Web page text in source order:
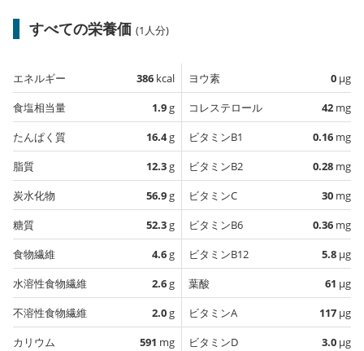
すべての栄養価 (1人分)
エネルギー 386 kcal
食塩相当量
1.9g
たんぱく質
16.4g
脂質
12.3g
炭水化物
56.9g
糖質
52.3g
食物繊維
4.6g
水溶性食物繊維
2.6g
不溶性食物繊維
2.0g
カリウム
591 mg
ヨウ素 0 µg
コレステロール
42 mg
ビタミンB1
0.16 mg
ビタミンB2
0.28 mg
ビタミンC
30 mg
ビタミンB6
0.36 mg
ビタミンB12
5.8 µg
葉酸
61 µg
ビタミンA
117 µg
ビタミンD
3.0 µg